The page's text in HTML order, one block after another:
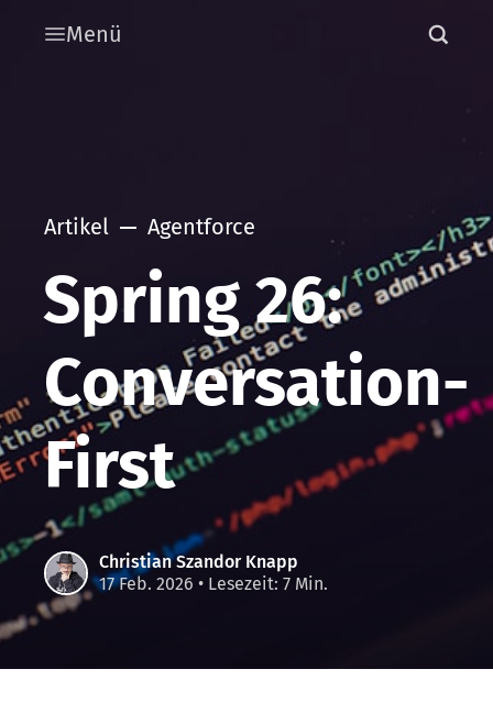
Menü
Artikel Agentforce
Spring 26:
Conversation-
First
Christian Szandor Knapp
17 Feb. 2026 • Lesezeit: 7 Min.